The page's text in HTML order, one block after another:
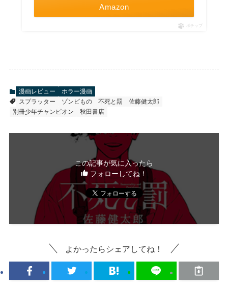
Amazon
ポチップ
漫画レビュー
ホラー漫画
スプラッター
ゾンビもの 不死と罰
佐藤健太郎
別冊少年チャンピオン
秋田書店
この記事が気に入ったら
フォローしてね！
よかったらシェアしてね！